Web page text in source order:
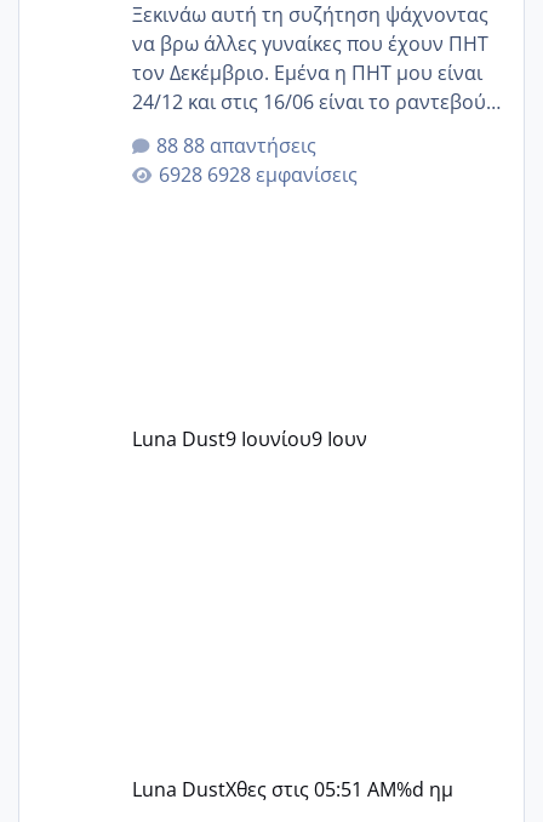
Ξεκινάω αυτή τη συζήτηση ψάχνοντας
να βρω άλλες γυναίκες που έχουν ΠΗΤ
τον Δεκέμβριο. Εμένα η ΠΗΤ μου είναι
24/12 και στις 16/06 είναι το ραντεβού
της αυχενικής διαφάνειας. Έχω αρκετό
άγχος και οι μέρες δεν φαίνεται να
περνάνε με τίποτα.
88 απαντήσεις
6928 εμφανίσεις
Luna Dust9 Ιουνίου9 Ιουν
Luna DustΧθες στις 05:51 AM%d ημ